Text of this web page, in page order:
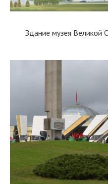
Здание музея Великой